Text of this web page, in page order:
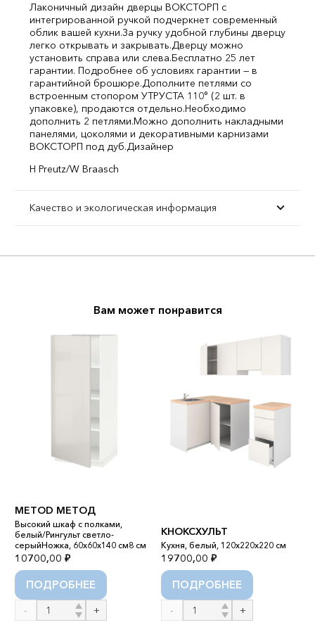
Лаконичный дизайн дверцы ВОКСТОРП с
интегрированной ручкой подчеркнет современный
облик вашей кухни.За ручку удобной глубины дверцу
легко открывать и закрывать.Дверцу можно
установить справа или слева.Бесплатно 25 лет
гарантии. Подробнее об условиях гарантии — в
гарантийной брошюре.Дополните петлями со
встроенным стопором УТРУСТА 110° (2 шт. в
упаковке), продаются отдельно.Необходимо
дополнить 2 петлями.Можно дополнить накладными
панелями, цоколями и декоративными карнизами
ВОКСТОРП под дуб.Дизайнер
H Preutz/W Braasch
Качество и экологическая информация
Вам может понравится
METOD МЕТОД
Высокий шкаф с полками,
белый/Рингульт светло-
серыйНожка, 60x60x140 см8 см
10700,00 ₽
ПОДРОБНЕЕ
Количество
товара
КНОКСХУЛЬТ
Кухня, белый, 120x220x220 см
19700,00 ₽
ПОДРОБНЕЕ
Количество
товара